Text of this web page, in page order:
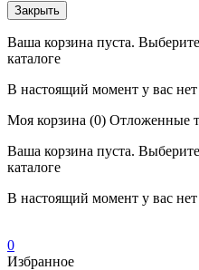
Закрыть
Ваша корзина пуста.
каталоге
В настоящий момент у вас
Моя корзина (0) Отложенные
Ваша корзина пуста.
каталоге
В настоящий момент у вас
0
Избранное